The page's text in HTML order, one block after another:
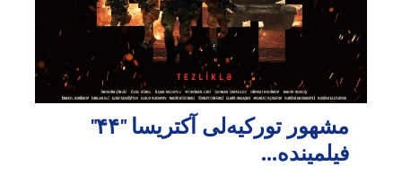
مشهور تورکیه‌لی آکتریسا "۴۴"
فیلمینده...